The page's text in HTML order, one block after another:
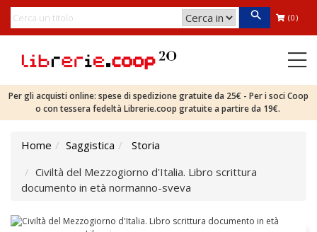
(0)
Per gli acquisti online: spese di spedizione gratuite da 25€ - Per i soci Coop
o con tessera fedeltà Librerie.coop gratuite a partire da 19€.
Home Saggistica
Storia
Civiltà del Mezzogiorno d'Italia. Libro scrittura
documento in età normanno-sveva